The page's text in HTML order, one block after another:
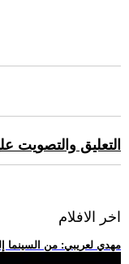
التعليق والتصويت
اخر الافلام
.. مهدي لعريبي: من السينما